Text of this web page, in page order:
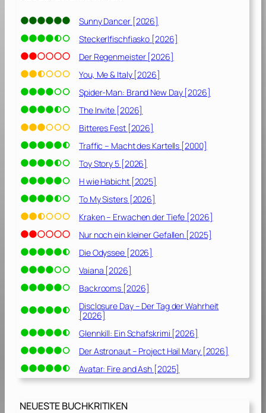
r
n
[
1
9
2
]
Sunny Dancer [2026]
Steckerlfischfiasko [2026]
Der Regenmeister [2026]
You, Me & Italy [2026]
Spider-Man: Brand New Day [2026]
The Invite [2026]
Bitteres Fest [2026]
Traffic – Macht des Kartells [2000]
Toy Story 5 [2026]
H wie Habicht [2025]
To My Sisters [2026]
Kraken – Erwachen der Tiefe [2026]
Nur noch ein kleiner Gefallen [2025]
Die Odyssee [2026]
Vaiana [2026]
Backrooms [2026]
Disclosure Day – Der Tag der Wahrheit
[2026]
Glennkill: Ein Schafskrimi [2026]
Der Astronaut – Project Hail Mary [2026]
Avatar: Fire and Ash [2025]
NEUESTE BUCHKRITIKEN